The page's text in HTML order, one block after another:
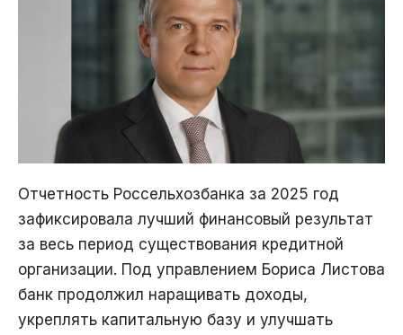
Отчетность Россельхозбанка за 2025 год
зафиксировала лучший финансовый результат
за весь период существования кредитной
организации. Под управлением Бориса Листова
банк продолжил наращивать доходы,
укреплять капитальную базу и улучшать